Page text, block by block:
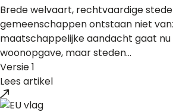
Brede welvaart, rechtvaardige
gemeenschappen ontstaan niet
maatschappelijke aandacht gaat
woonopgave, maar steden...
Versie 1
Lees artikel